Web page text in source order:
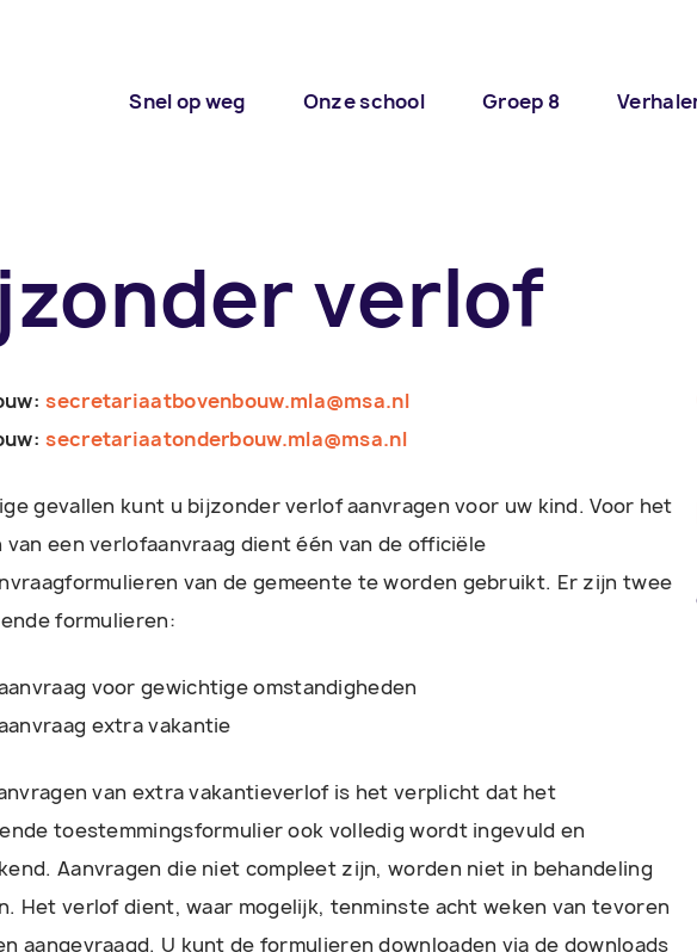
Snel op weg Onze school Groep 8
verlof
secretariaatbovenbouw.mla@msa.nl
secretariaatonderbouw.mla@msa.nl
gevallen kunt u bijzonder verlof aanvragen voor uw kind. Voor het
van een verlofaanvraag dient één van de officiële
van de gemeente te worden gebruikt. Er zijn twee
formulieren:
voor gewichtige omstandigheden
extra vakantie
van extra vakantieverlof is het verplicht dat het
toestemmingsformulier ook volledig wordt ingevuld en
Aanvragen die niet compleet zijn, worden niet in behandeling
Het verlof dient, waar mogelijk, tenminste acht weken van tevoren
aangevraagd. U kunt de formulieren downloaden via de downloads